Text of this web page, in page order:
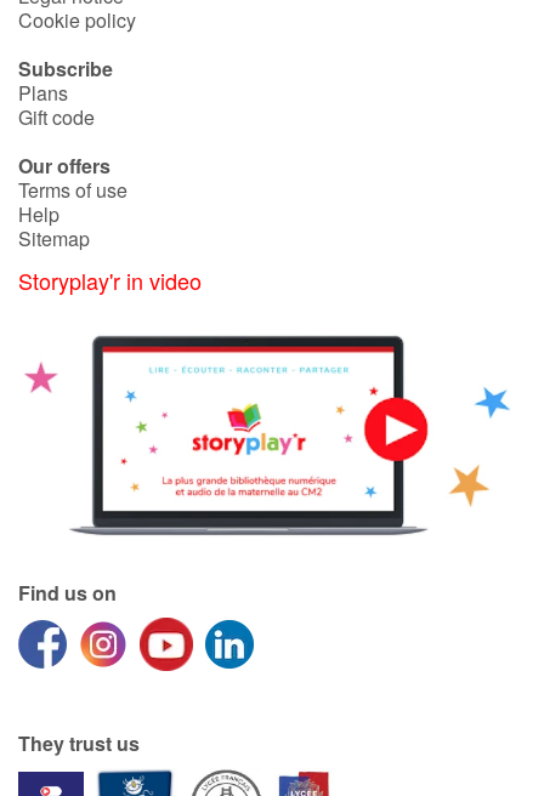
Documentaries
With the family
Daily life and hobbies
At school
Festivals and events
Love and friendship
Emotions and feelings
Formats and illustrations
Catalogue anglais
Help
Cookie policy
Subscribe
Plans
Gift code
Our offers
Terms of use
Help
Sitemap
Storyplay'r in video
Find us on
They trust us